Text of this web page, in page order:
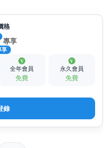
格
專享
享
全年會員
免費
永久會員
免費
錄